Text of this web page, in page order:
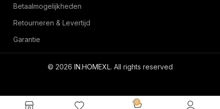
Betaalmogelijkheden
Retourneren & Levertijd
Garantie
© 2026 IN.HOMEXL. All rights reserved
0